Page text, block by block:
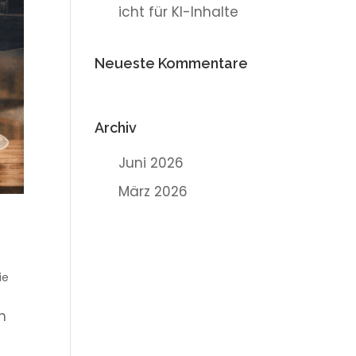
icht für KI-Inhalte
Neueste Kommentare
Archiv
Juni 2026
März 2026